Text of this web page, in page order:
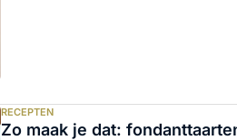
RECEPTEN
Zo maak je dat: